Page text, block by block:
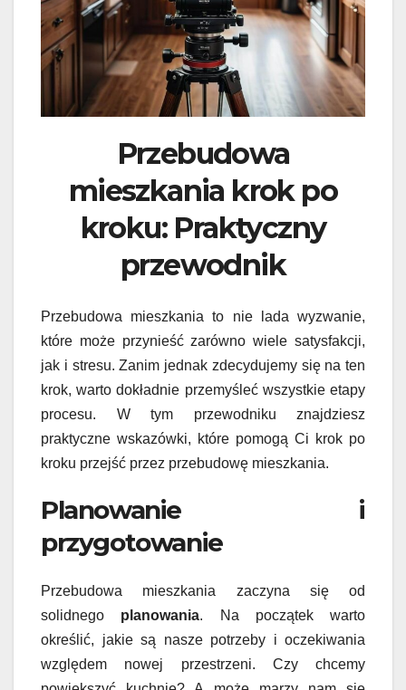
Przebudowa
mieszkania krok po
kroku: Praktyczny
przewodnik
Przebudowa mieszkania to nie lada wyzwanie,
które może przynieść zarówno wiele satysfakcji,
jak i stresu. Zanim jednak zdecydujemy się na ten
krok, warto dokładnie przemyśleć wszystkie etapy
procesu. W tym przewodniku znajdziesz
praktyczne wskazówki, które pomogą Ci krok po
kroku przejść przez przebudowę mieszkania.
Planowanie i
przygotowanie
Przebudowa mieszkania zaczyna się od
solidnego planowania. Na początek warto
określić, jakie są nasze potrzeby i oczekiwania
względem nowej przestrzeni. Czy chcemy